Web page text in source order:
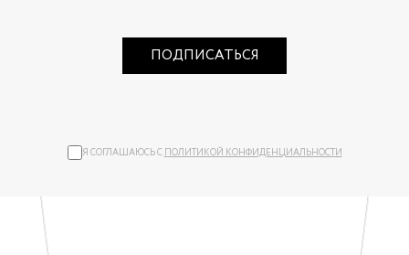
ПОДПИСАТЬСЯ
Я СОГЛАШАЮСЬ СПОЛИТИКОЙ КОНФИДЕНЦИАЛЬНОСТИ